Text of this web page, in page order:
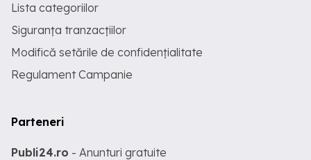
Lista categoriilor
Siguranța tranzacțiilor
Modifică setările de confidențialitate
Regulament Campanie
Parteneri
Publi24.ro - Anunturi gratuite